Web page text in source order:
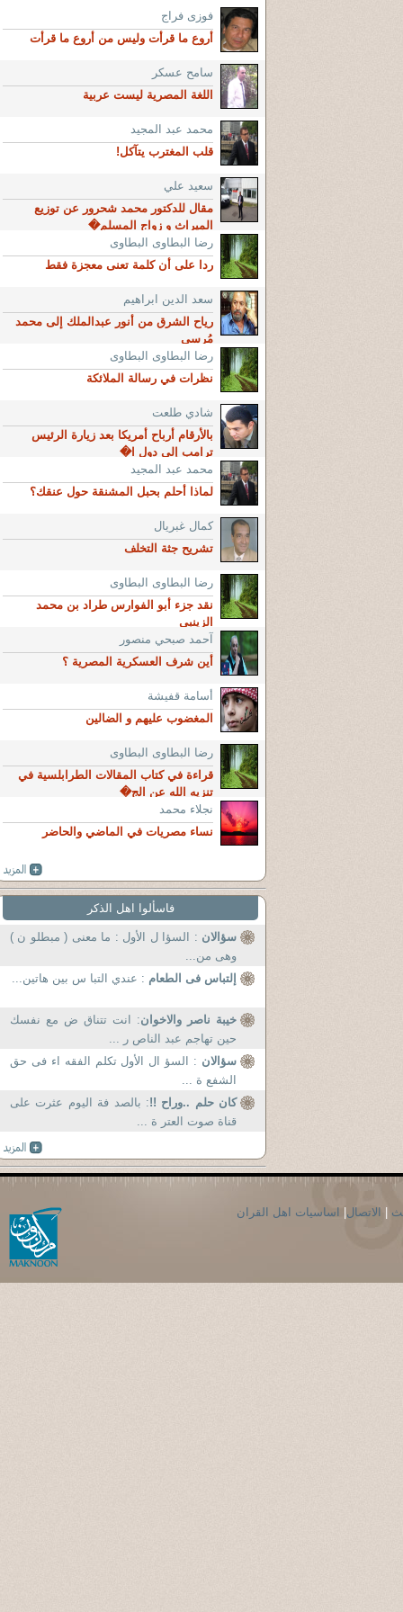
فوزى فراج
أروع ما قرأت وليس من أروع ما قرأت
سامح عسكر
اللغة المصرية ليست عربية
محمد عبد المجيد
قلب المغترب يتآكل!
سعيد علي
مقال للدكتور محمد شحرور عن توزيع
الميراث و زواج المسلم�
رضا البطاوى البطاوى
ردا على أن كلمة تعنى معجزة فقط
سعد الدين ابراهيم
رياح الشرق من أنور عبدالملك إلى محمد
مُرسى
رضا البطاوى البطاوى
نظرات في رسالة الملائكة
شادي طلعت
بالأرقام أرباح أمريكا بعد زيارة الرئيس
ترامب إلى دول ا�
محمد عبد المجيد
لماذا أحلم بحبل المشنقة حول عنقك؟
كمال غبريال
تشريح جثة التخلف
رضا البطاوى البطاوى
نقد جزء أبو الفوارس طراد بن محمد
الزينبي
آحمد صبحي منصور
أين شرف العسكرية المصرية ؟
أسامة قفيشة
المغضوب عليهم و الضالين
رضا البطاوى البطاوى
قراءة في كتاب المقالات الطرابلسية في
تنزيه الله عن الج�
نجلاء محمد
نساء مصريات في الماضي والحاضر
فاسألوا اهل الذكر
سؤالان : السؤا ل الأول : ما معنى ( مبطلو ن )
وهى من...
إلتباس فى الطعام : عندي التبا س بين هاتين...
خيبة ناصر والاخوان: انت تتناق ض مع نفسك
حين تهاجم عبد الناص ر ...
سؤالان : السؤ ال الأول تكلم الفقه اء فى حق
الشفع ة ...
كان حلم ..وراح !!: بالصد فة اليوم عثرت على
قناة صوت العتر ة ...
الاتصال اساسيات اهل القران